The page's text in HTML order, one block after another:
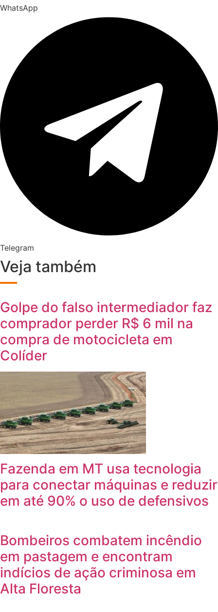
WhatsApp
Telegram
Veja também
Golpe do falso intermediador faz
comprador perder R$ 6 mil na
compra de motocicleta em
Colíder
Fazenda em MT usa tecnologia
para conectar máquinas e reduzir
em até 90% o uso de defensivos
Bombeiros combatem incêndio
em pastagem e encontram
indícios de ação criminosa em
Alta Floresta